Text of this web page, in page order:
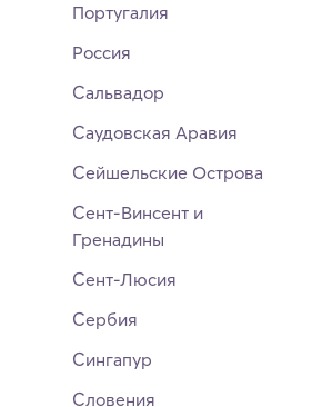
Португалия
Россия
Сальвадор
Саудовская Аравия
Сейшельские Острова
Сент-Винсент и
Гренадины
Сент-Люсия
Сербия
Сингапур
Словения